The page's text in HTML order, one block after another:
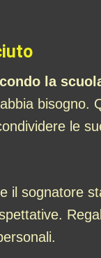
la
bisogno.
le
il sognatore